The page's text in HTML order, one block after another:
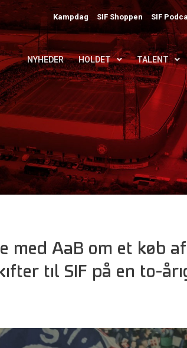
Kampdag SIF Shoppen SIF
NYHEDER HOLDET TALENT
med AaB om et køb af
til SIF på en to-